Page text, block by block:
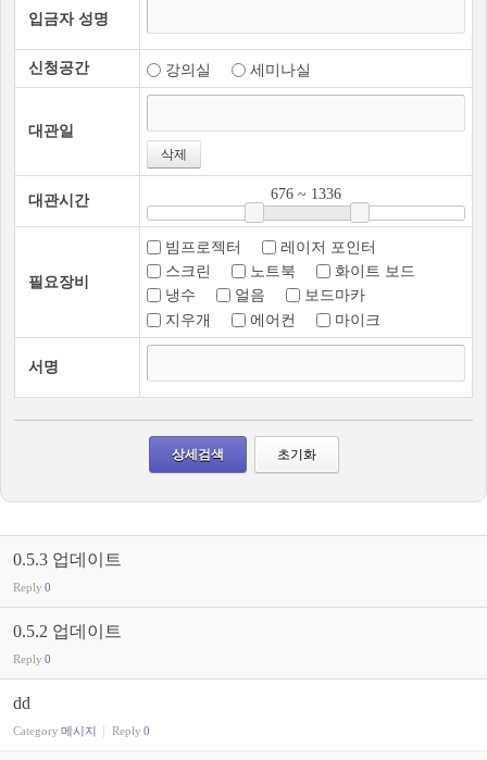
입금자 성명
신청공간 강의실 세미나실
대관일
대관시간 676 ~ 1336
필요장비
빔프로젝터
레이저 포인터
스크린
노트북
화이트 보드
냉수
얼음
보드마카
지우개
에어컨 마이크
서명
0.5.3 업데이트
Reply 0
0.5.2 업데이트
Reply 0
dd
Category 메시지 Reply 0